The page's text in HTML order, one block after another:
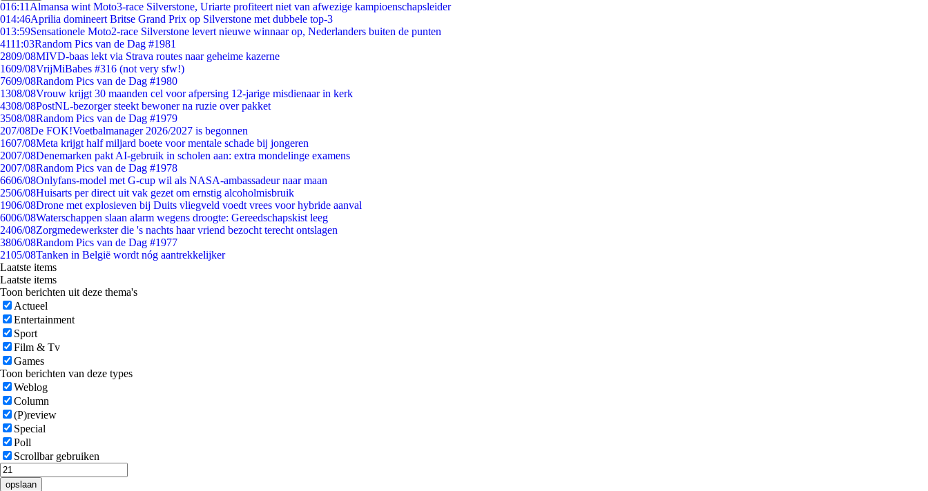
016:11 Almansa wint Moto3-race Silverstone, Uriarte profiteert niet van afwezige kampioenschapsleider
014:46Aprilia domineert Britse Grand Prix op Silverstone met dubbele top-3
013:59Sensationele Moto2-race Silverstone levert nieuwe winnaar op, Nederlanders buiten de punten
4111:03Random Pics van de Dag #1981
2809/08MIVD-baas lekt via Strava routes naar geheime kazerne
1609/08VrijMiBabes #316 (not very sfw!)
7609/08Random Pics van de Dag #1980
1308/08Vrouw krijgt 30 maanden cel voor afpersing 12-jarige misdienaar in kerk
4308/08PostNL-bezorger steekt bewoner na ruzie over pakket
3508/08Random Pics van de Dag #1979
207/08De FOK!Voetbalmanager 2026/2027 is begonnen
1607/08Meta krijgt half miljard boete voor mentale schade bij jongeren
2007/08Denemarken pakt AI-gebruik in scholen aan: extra mondelinge examens
2007/08Random Pics van de Dag #1978
6606/08Onlyfans-model met G-cup wil als NASA-ambassadeur naar maan
2506/08Huisarts per direct uit vak gezet om ernstig alcoholmisbruik
1906/08Drone met explosieven bij Duits vliegveld voedt vrees voor hybride aanval
6006/08Waterschappen slaan alarm wegens droogte: Gereedschapskist leeg
2406/08Zorgmedewerkster die 's nachts haar vriend bezocht terecht ontslagen
3806/08Random Pics van de Dag #1977
2105/08Tanken in België wordt nóg aantrekkelijker
Laatste items
Laatste items
Toon berichten uit deze thema's
Actueel
Entertainment
Sport
Film & Tv
Games
Toon berichten van deze types
Weblog
Column
(P)review
Special
Poll
Scrollbar gebruiken
opslaan